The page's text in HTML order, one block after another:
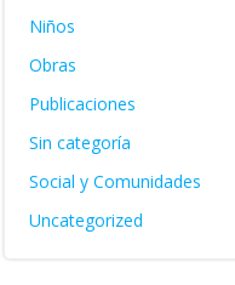
Niños
Obras
Publicaciones
Sin categoría
Social y Comunidades
Uncategorized